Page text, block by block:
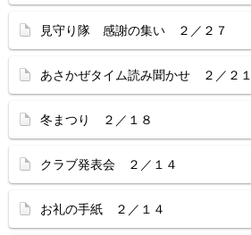
見守り隊 感謝の集い ２／２７
あさかぜタイム読み聞かせ ２／２１
冬まつり ２／１８
クラブ発表会 ２／１４
お礼の手紙 ２／１４